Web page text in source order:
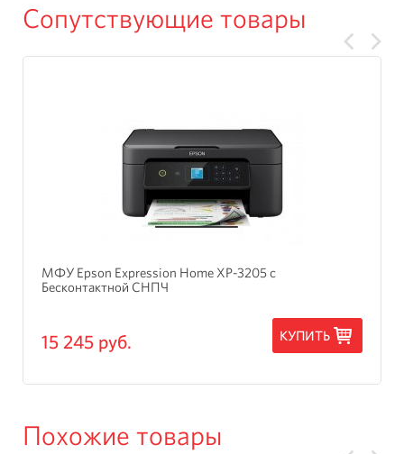
Сопутствующие товары
МФУ Epson Expression Home XP-3205 с
Бесконтактной СНПЧ
15 245 руб. КУПИТЬ
Похожие товары